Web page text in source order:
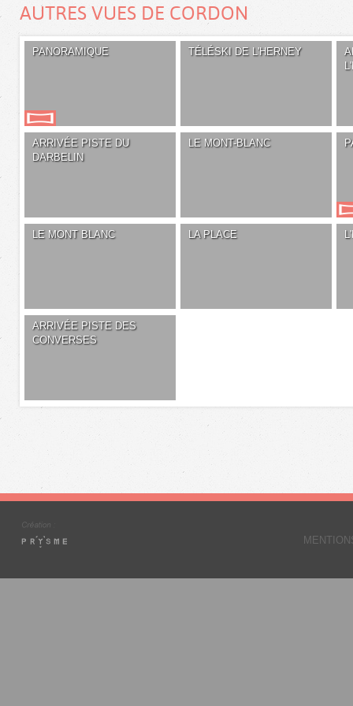
AUTRES VUES DE CORDON
PANORAMIQUE TÉLÉSKI DE L'HERNEY
ARRIVÉE PISTE DU
DARBELIN
LE MONT-BLANC
LE MONT BLANC LA PLACE
ARRIVÉE PISTE DES
CONVERSES